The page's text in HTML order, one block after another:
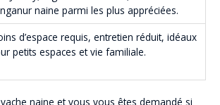
naine parmi les plus appréciées.
d’espace requis, entretien réduit, idéaux
petits espaces et vie familiale.
naine et vous vous êtes demandé si